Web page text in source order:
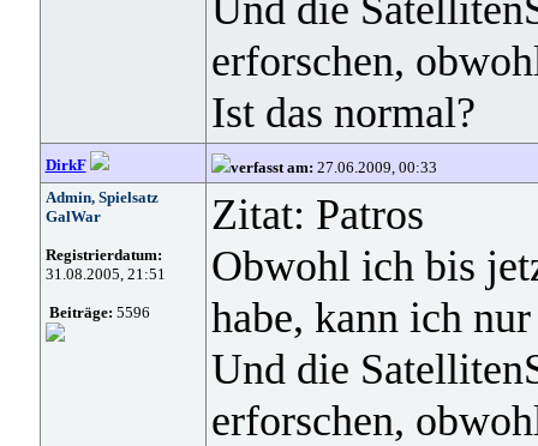
erforschen,
Ist das normal?
DirkF verfasst am: 27.06.2009, 00:33
Admin, Spielsatz
GalWar
Registrierdatum:
31.08.2005, 21:51
Beiträge: 5596
Zitat: Patros
Obwohl ich bis
habe, kann ich
Und die
erforschen,